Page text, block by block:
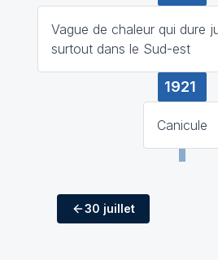
Vague de chaleur qui dure
surtout dans le Sud-est
1921
Canicule
30 juillet